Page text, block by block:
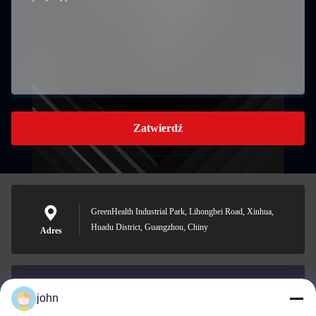
Zatwierdź
Adres
GreenHealth Industrial Park, Lihongbei Road, Xinhua,
Huadu District, Guangzhou, Chiny
john